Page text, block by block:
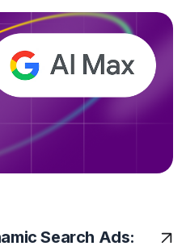
Search Ads: